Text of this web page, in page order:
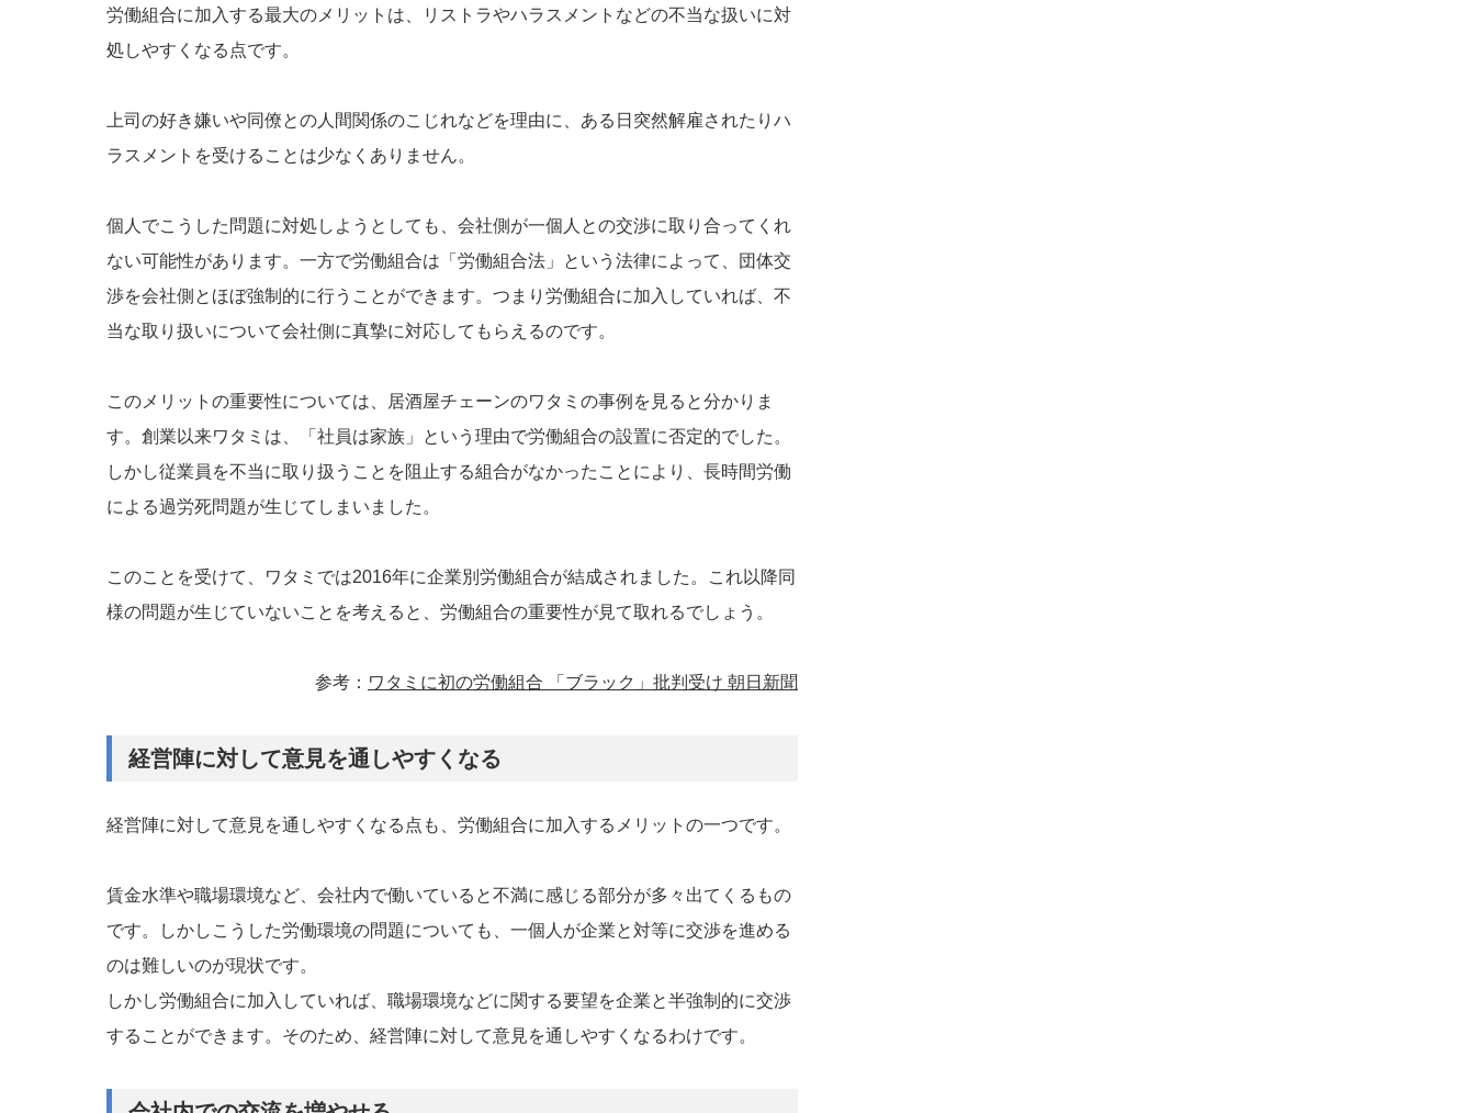
労働組合に加入する最大のメリットは、リストラやハラスメントなどの不当な扱いに対
処しやすくなる点です。
上司の好き嫌いや同僚との人間関係のこじれなどを理由に、ある日突然解雇されたりハ
ラスメントを受けることは少なくありません。
個人でこうした問題に対処しようとしても、会社側が一個人との交渉に取り合ってくれ
ない可能性があります。一方で労働組合は「労働組合法」という法律によって、団体交
渉を会社側とほぼ強制的に行うことができます。つまり労働組合に加入していれば、不
当な取り扱いについて会社側に真摯に対応してもらえるのです。
このメリットの重要性については、居酒屋チェーンのワタミの事例を見ると分かりま
す。創業以来ワタミは、「社員は家族」という理由で労働組合の設置に否定的でした。
しかし従業員を不当に取り扱うことを阻止する組合がなかったことにより、長時間労働
による過労死問題が生じてしまいました。
このことを受けて、ワタミでは2016年に企業別労働組合が結成されました。これ以降同
様の問題が生じていないことを考えると、労働組合の重要性が見て取れるでしょう。
参考： ワタミに初の労働組合 「ブラック」批判受け 朝日新聞
経営陣に対して意見を通しやすくなる
経営陣に対して意見を通しやすくなる点も、労働組合に加入するメリットの一つです。
賃金水準や職場環境など、会社内で働いていると不満に感じる部分が多々出てくるもの
です。しかしこうした労働環境の問題についても、一個人が企業と対等に交渉を進める
のは難しいのが現状です。
しかし労働組合に加入していれば、職場環境などに関する要望を企業と半強制的に交渉
することができます。そのため、経営陣に対して意見を通しやすくなるわけです。